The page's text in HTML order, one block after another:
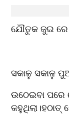
ଯୌତୁକ ଜୁଇ
ସକାଳୁ ସକାଳୁ
ଉଠେଇବା ପରେ